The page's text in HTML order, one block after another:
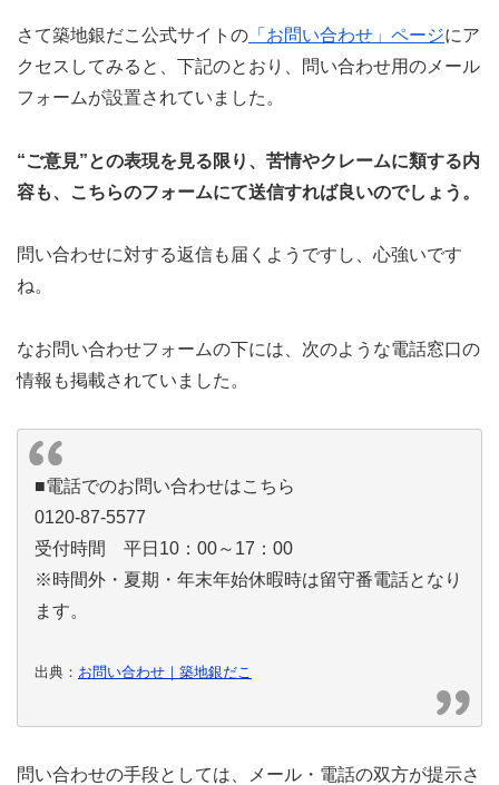
さて築地銀だこ公式サイトの 「お問い合わせ」ページにア
クセスしてみると、下記のとおり、問い合わせ用のメール
フォームが設置されていました。
“ご意見”との表現を見る限り、苦情やクレームに類する内
容も、こちらのフォームにて送信すれば良いのでしょう。
問い合わせに対する返信も届くようですし、心強いです
ね。
なお問い合わせフォームの下には、次のような電話窓口の
情報も掲載されていました。
■電話でのお問い合わせはこちら
0120-87-5577
受付時間 平日10：00～17：00
※時間外・夏期・年末年始休暇時は留守番電話となり
ます。
出典： お問い合わせ｜築地銀だこ
問い合わせの手段としては、メール・電話の双方が提示さ